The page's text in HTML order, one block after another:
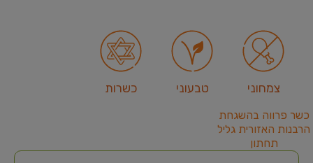
צמחוני טבעוני כשרות
כשר פרווה בהשגחת
הרבנות האזורית גליל
תחתון